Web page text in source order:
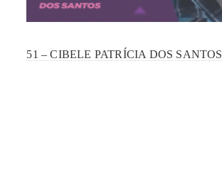
51 – CIBELE PATRÍCIA DOS SANTOS